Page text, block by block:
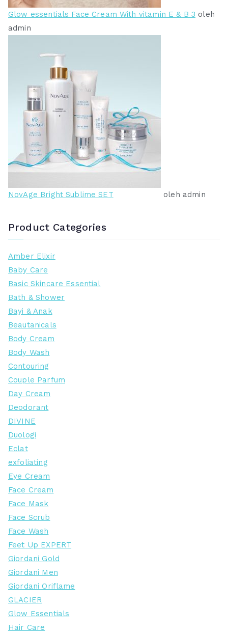
Glow essentials Face Cream With vitamin E & B 3 oleh
admin
NovAge Bright Sublime SET oleh admin
Product Categories
Amber Elixir
Baby Care
Basic Skincare Essential
Bath & Shower
Bayi & Anak
Beautanicals
Body Cream
Body Wash
Contouring
Couple Parfum
Day Cream
Deodorant
DIVINE
Duologi
Eclat
exfoliating
Eye Cream
Face Cream
Face Mask
Face Scrub
Face Wash
Feet Up EXPERT
Giordani Gold
Giordani Men
Giordani Oriflame
GLACIER
Glow Essentials
Hair Care